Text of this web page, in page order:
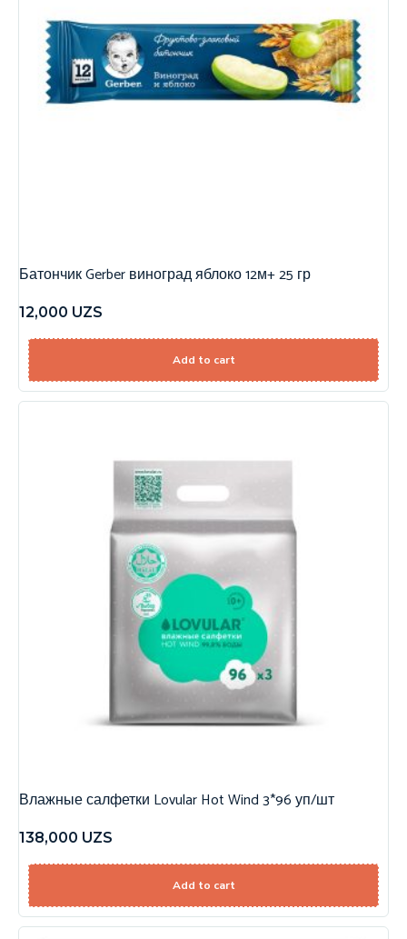
Батончик Gerber виноград яблоко 12м+ 25 гр
12,000 UZS
Add to cart
Влажные салфетки Lovular Hot Wind 3*96 уп/шт
138,000 UZS
Add to cart